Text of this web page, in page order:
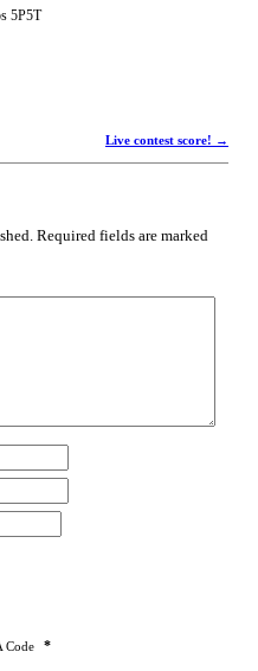
5P5T
Live contest score! →
Required fields are marked
Code *